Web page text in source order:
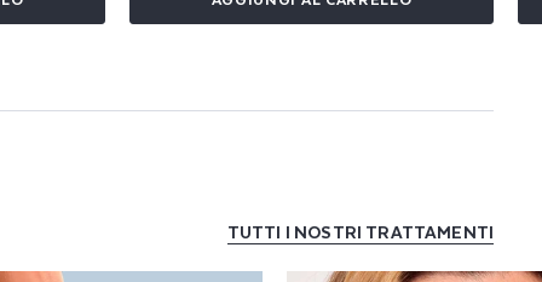
TUTTI I NOSTRI TRATTAMENTI